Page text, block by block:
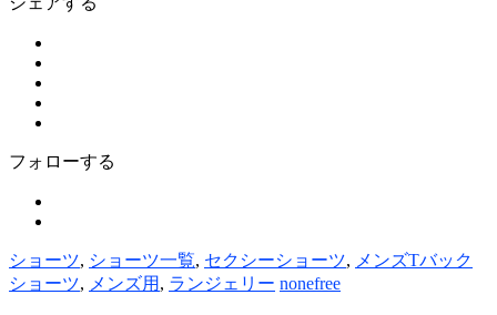
フォローする
ショーツ, ショーツ一覧, セクシーショーツ, メンズTバック
ショーツ, メンズ用 , ランジェリー nonefree